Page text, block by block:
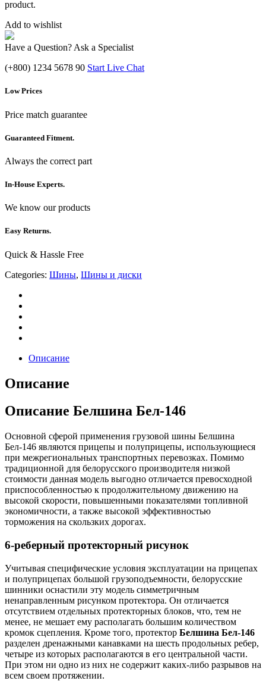
product.
Add to wishlist
Have a Question? Ask a Specialist
(+800) 1234 5678 90 Start Live Chat
Low Prices
Price match guarantee
Guaranteed Fitment.
Always the correct part
In-House Experts.
We know our products
Easy Returns.
Quick & Hassle Free
Categories: Шины, Шины и диски
Описание
Описание
Описание Белшина Бел-146
Основной сферой применения грузовой шины Белшина
Бел-146 являются прицепы и полуприцепы, использующиеся
при межрегиональных транспортных перевозках. Помимо
традиционной для белорусского производителя низкой
стоимости данная модель выгодно отличается превосходной
приспособленностью к продолжительному движению на
высокой скорости, повышенными показателями топливной
экономичности, а также высокой эффективностью
торможения на скользких дорогах.
6-реберный протекторный рисунок
Учитывая специфические условия эксплуатации на прицепах
и полуприцепах большой грузоподъемности, белорусские
шинники оснастили эту модель симметричным
ненаправленным рисунком протектора. Он отличается
отсутствием отдельных протекторных блоков, что, тем не
менее, не мешает ему располагать большим количеством
кромок сцепления. Кроме того, протектор Белшина Бел-146
разделен дренажными канавками на шесть продольных ребер,
четыре из которых располагаются в его центральной части.
При этом ни одно из них не содержит каких-либо разрывов на
всем своем протяжении.